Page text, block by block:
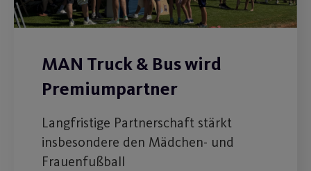
MAN Truck & Bus wird
Premiumpartner
Langfristige Partnerschaft stärkt
insbesondere den Mädchen- und
Frauenfußball